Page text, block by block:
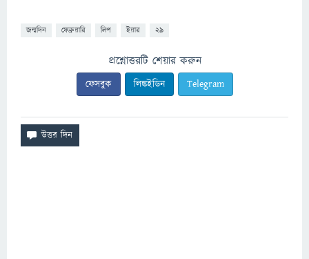
জন্মদিন ফেব্রুয়ারি লিপ ইয়ার ২৯
প্রশ্নোত্তরটি শেয়ার করুন
ফেসবুক লিঙ্কইডিন Telegram